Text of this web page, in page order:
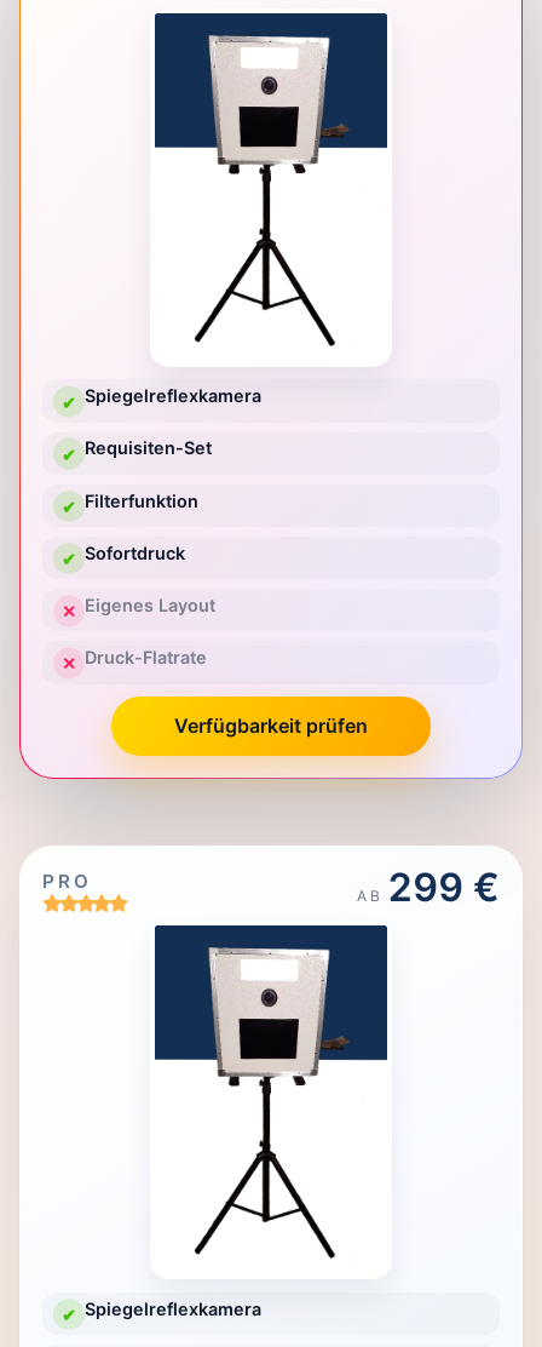
✔ Spiegelreflexkamera
✔ Requisiten-Set
✔ Filterfunktion
✔ Sofortdruck
✕ Eigenes Layout
✕ Druck-Flatrate
Verfügbarkeit prüfen
PRO
AB 299 €
✔ Spiegelreflexkamera